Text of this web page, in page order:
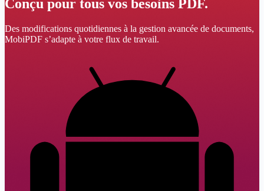
Conçu pour tous vos besoins PDF.
Des modifications quotidiennes à la gestion avancée de documents,
MobiPDF s’adapte à votre flux de travail.